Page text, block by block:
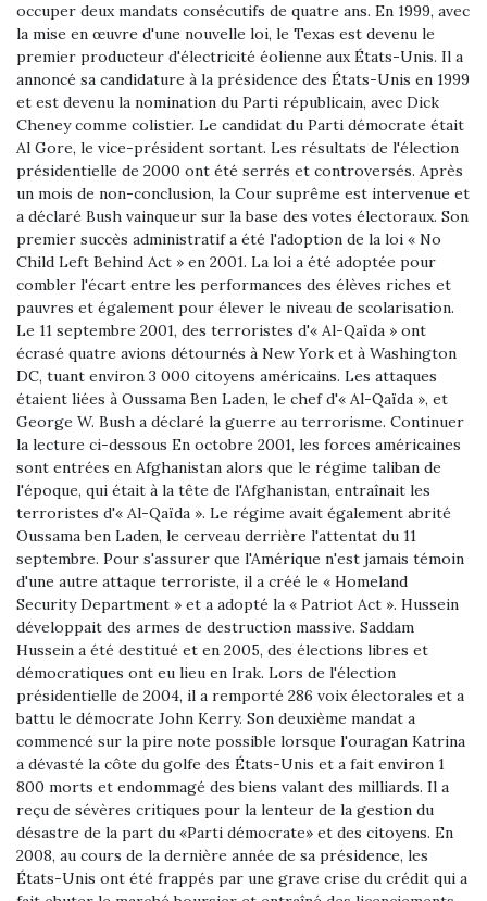
occuper deux mandats consécutifs de quatre ans. En 1999, avec
la mise en œuvre d'une nouvelle loi, le Texas est devenu le
premier producteur d'électricité éolienne aux États-Unis. Il a
annoncé sa candidature à la présidence des États-Unis en 1999
et est devenu la nomination du Parti républicain, avec Dick
Cheney comme colistier. Le candidat du Parti démocrate était
Al Gore, le vice-président sortant. Les résultats de l'élection
présidentielle de 2000 ont été serrés et controversés. Après
un mois de non-conclusion, la Cour suprême est intervenue et
a déclaré Bush vainqueur sur la base des votes électoraux. Son
premier succès administratif a été l'adoption de la loi « No
Child Left Behind Act » en 2001. La loi a été adoptée pour
combler l'écart entre les performances des élèves riches et
pauvres et également pour élever le niveau de scolarisation.
Le 11 septembre 2001, des terroristes d'« Al-Qaïda » ont
écrasé quatre avions détournés à New York et à Washington
DC, tuant environ 3 000 citoyens américains. Les attaques
étaient liées à Oussama Ben Laden, le chef d'« Al-Qaïda », et
George W. Bush a déclaré la guerre au terrorisme. Continuer
la lecture ci-dessous En octobre 2001, les forces américaines
sont entrées en Afghanistan alors que le régime taliban de
l'époque, qui était à la tête de l'Afghanistan, entraînait les
terroristes d'« Al-Qaïda ». Le régime avait également abrité
Oussama ben Laden, le cerveau derrière l'attentat du 11
septembre. Pour s'assurer que l'Amérique n'est jamais témoin
d'une autre attaque terroriste, il a créé le « Homeland
Security Department » et a adopté la « Patriot Act ». Hussein
développait des armes de destruction massive. Saddam
Hussein a été destitué et en 2005, des élections libres et
démocratiques ont eu lieu en Irak. Lors de l'élection
présidentielle de 2004, il a remporté 286 voix électorales et a
battu le démocrate John Kerry. Son deuxième mandat a
commencé sur la pire note possible lorsque l'ouragan Katrina
a dévasté la côte du golfe des États-Unis et a fait environ 1
800 morts et endommagé des biens valant des milliards. Il a
reçu de sévères critiques pour la lenteur de la gestion du
désastre de la part du «Parti démocrate» et des citoyens. En
2008, au cours de la dernière année de sa présidence, les
États-Unis ont été frappés par une grave crise du crédit qui a